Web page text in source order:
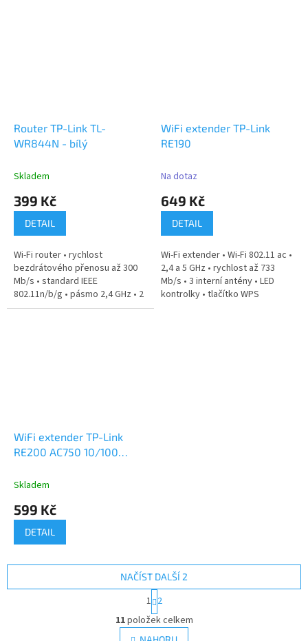
Router TP-Link TL-
WR844N - bílý
Skladem
399 Kč
DETAIL
Wi-Fi router • rychlost
bezdrátového přenosu až 300
Mb/s • standard IEEE
802.11n/b/g • pásmo 2,4 GHz • 2
všesměrové...
WiFi extender TP-Link
RE190
Na dotaz
649 Kč
DETAIL
Wi-Fi extender • Wi-Fi 802.11 ac •
2,4 a 5 GHz • rychlost až 733
Mb/s • 3 interní antény • LED
kontrolky • tlačítko WPS
WiFi extender TP-Link
RE200 AC750 10/100
Skladem
599 Kč
DETAIL
O
v
NAČÍST DALŠÍ 2
S
t
r
á
1 2
11položek celkem